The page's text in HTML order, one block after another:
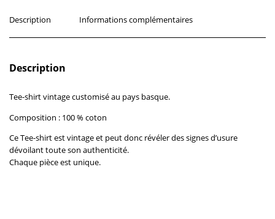
Description Informations complémentaires
Description
Tee-shirt vintage customisé au pays basque.
Composition : 100 % coton
Ce Tee-shirt est vintage et peut donc révéler des signes d’usure
dévoilant toute son authenticité.
Chaque pièce est unique.